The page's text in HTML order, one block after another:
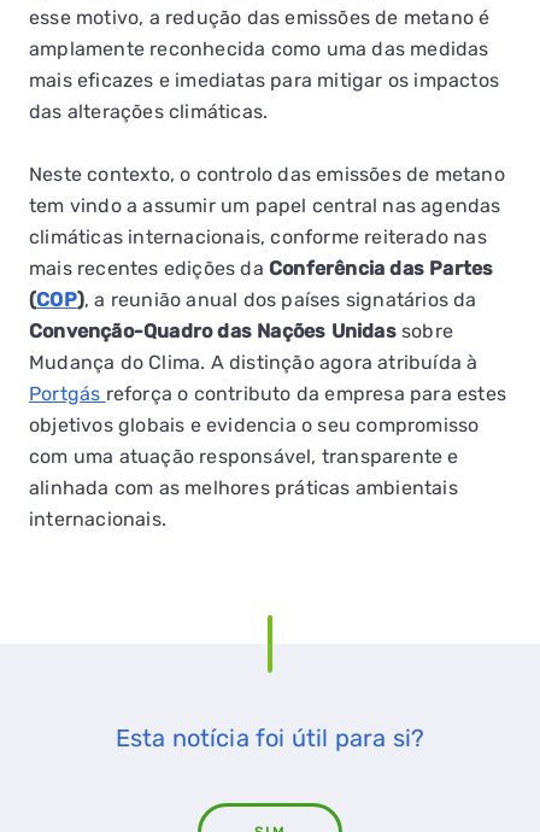
esse motivo, a redução das emissões de metano é
amplamente reconhecida como uma das medidas
mais eficazes e imediatas para mitigar os impactos
das alterações climáticas.
Neste contexto, o controlo das emissões de metano
tem vindo a assumir um papel central nas agendas
climáticas internacionais, conforme reiterado nas
mais recentes edições da Conferência das Partes
(COP), a reunião anual dos países signatários da
Convenção-Quadro das Nações Unidassobre
Mudança do Clima. A distinção agora atribuída à
Portgás reforça o contributo da empresa para estes
objetivos globais e evidencia o seu compromisso
com uma atuação responsável, transparente e
alinhada com as melhores práticas ambientais
internacionais.
Esta notícia foi útil para si?